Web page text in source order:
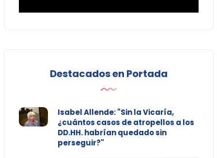
Destacados en Portada
Isabel Allende: "Sin la Vicaría,
¿cuántos casos de atropellos a los
DD.HH. habrían quedado sin
perseguir?"